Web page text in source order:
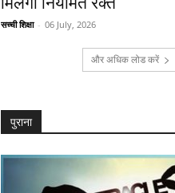
सच्ची शिक्षा - 06 July, 2026
और अधिक लोड करें
पुराना